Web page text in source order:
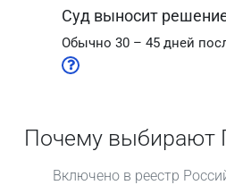
Суд выносит
Обычно 30 – 45 дней
Почему выбирают
Включено в реестр